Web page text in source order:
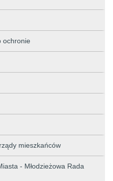
ochronie
mieszkańców
- Młodzieżowa Rada